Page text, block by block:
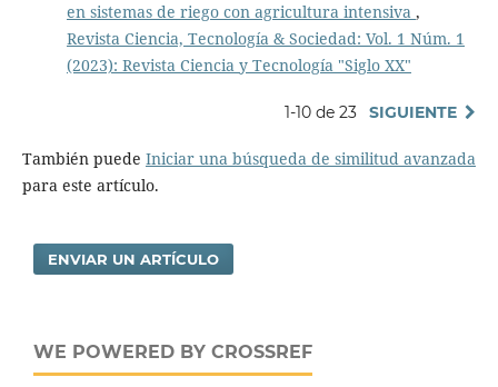
en sistemas de riego con agricultura intensiva ,
Revista Ciencia, Tecnología & Sociedad: Vol. 1 Núm. 1
(2023): Revista Ciencia y Tecnología "Siglo XX"
1-10 de 23 SIGUIENTE
También puede Iniciar una búsqueda de similitud avanzada
para este artículo.
ENVIAR UN ARTÍCULO
WE POWERED BY CROSSREF